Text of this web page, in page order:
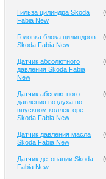
Гильза цилиндра Skoda
Fabia New
(
Головка блока цилиндров
Skoda Fabia New
(
Датчик абсолютного
давления Skoda Fabia
New
(
Датчик абсолютного
давления воздуха во
впускном коллекторе
Skoda Fabia New
(
Датчик давления масла
Skoda Fabia New
(
Датчик детонации Skoda
Fabia New
(